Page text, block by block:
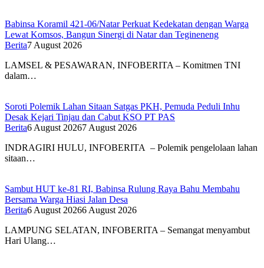
Babinsa Koramil 421-06/Natar Perkuat Kedekatan dengan Warga
Lewat Komsos, Bangun Sinergi di Natar dan Tegineneng
Berita7 August 2026
LAMSEL & PESAWARAN, INFOBERITA – Komitmen TNI
dalam…
Soroti Polemik Lahan Sitaan Satgas PKH, Pemuda Peduli Inhu
Desak Kejari Tinjau dan Cabut KSO PT PAS
Berita6 August 20267 August 2026
INDRAGIRI HULU, INFOBERITA – Polemik pengelolaan lahan
sitaan…
Sambut HUT ke-81 RI, Babinsa Rulung Raya Bahu Membahu
Bersama Warga Hiasi Jalan Desa
Berita6 August 20266 August 2026
LAMPUNG SELATAN, INFOBERITA – Semangat menyambut
Hari Ulang…